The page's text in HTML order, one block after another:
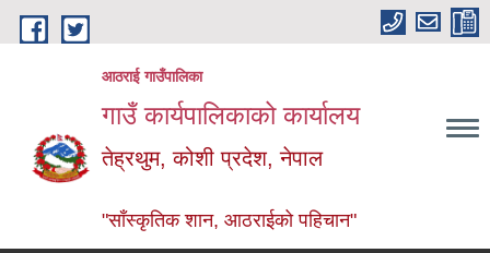
Skip to main content
आठराई गाउँपालिका
गाउँ कार्यपालिकाको कार्यालय
तेह्रथुम, कोशी प्रदेश, नेपाल
"साँस्कृतिक शान, आठराईको पहिचान"